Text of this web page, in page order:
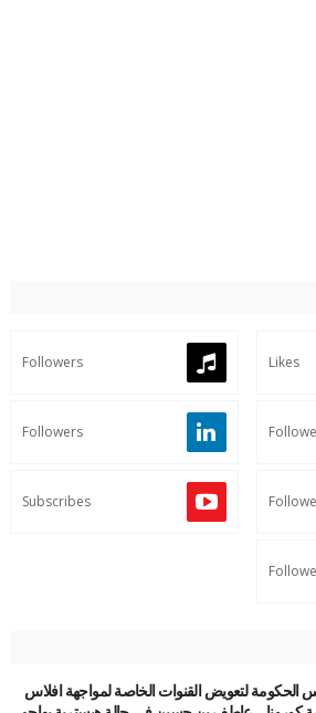
Likes
Followers
Followers
Subscribes
الحكومة لتعويض القنوات الخاصة لمواجهة افلاس